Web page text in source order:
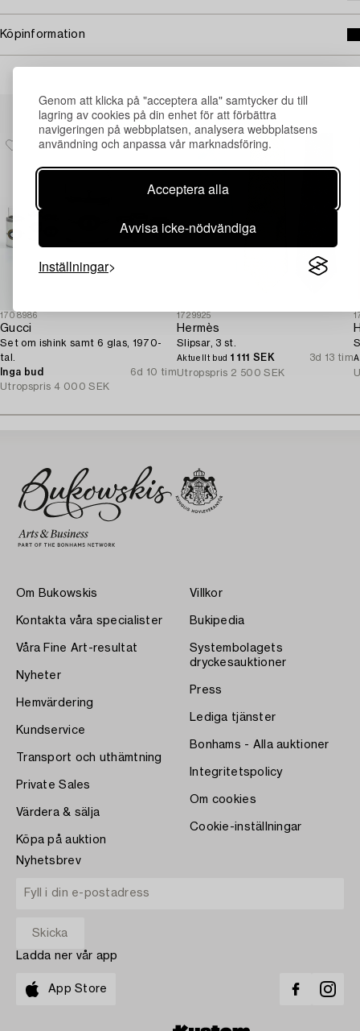
Genom att klicka på "acceptera alla" samtycker du till
lagring av cookies på din enhet för att förbättra
navigeringen på webbplatsen, analysera webbplatsens
användning och anpassa vår marknadsföring.
Acceptera alla
Avvisa icke-nödvändiga
Inställningar
Köpinformation
Andra har även tittat på
1708986
Gucci
Set om ishink samt 6 glas, 1970-
tal.
Inga bud
6d 10 tim
Utropspris 4 000 SEK
1729925
Hermès
Slipsar, 3 st.
Aktuellt bud 1 111 SEK
3d 13 tim
Utropspris 2 500 SEK
Om Bukowskis
Kontakta våra specialister
Våra Fine Art-resultat
Nyheter
Hemvärdering
Kundservice
Transport och uthämtning
Private Sales
Värdera & sälja
Köpa på auktion
Villkor
Bukipedia
Systembolagets
dryckesauktioner
Press
Lediga tjänster
Bonhams - Alla auktioner
Integritetspolicy
Om cookies
Cookie-inställningar
Nyhetsbrev
Ladda ner vår app
App Store